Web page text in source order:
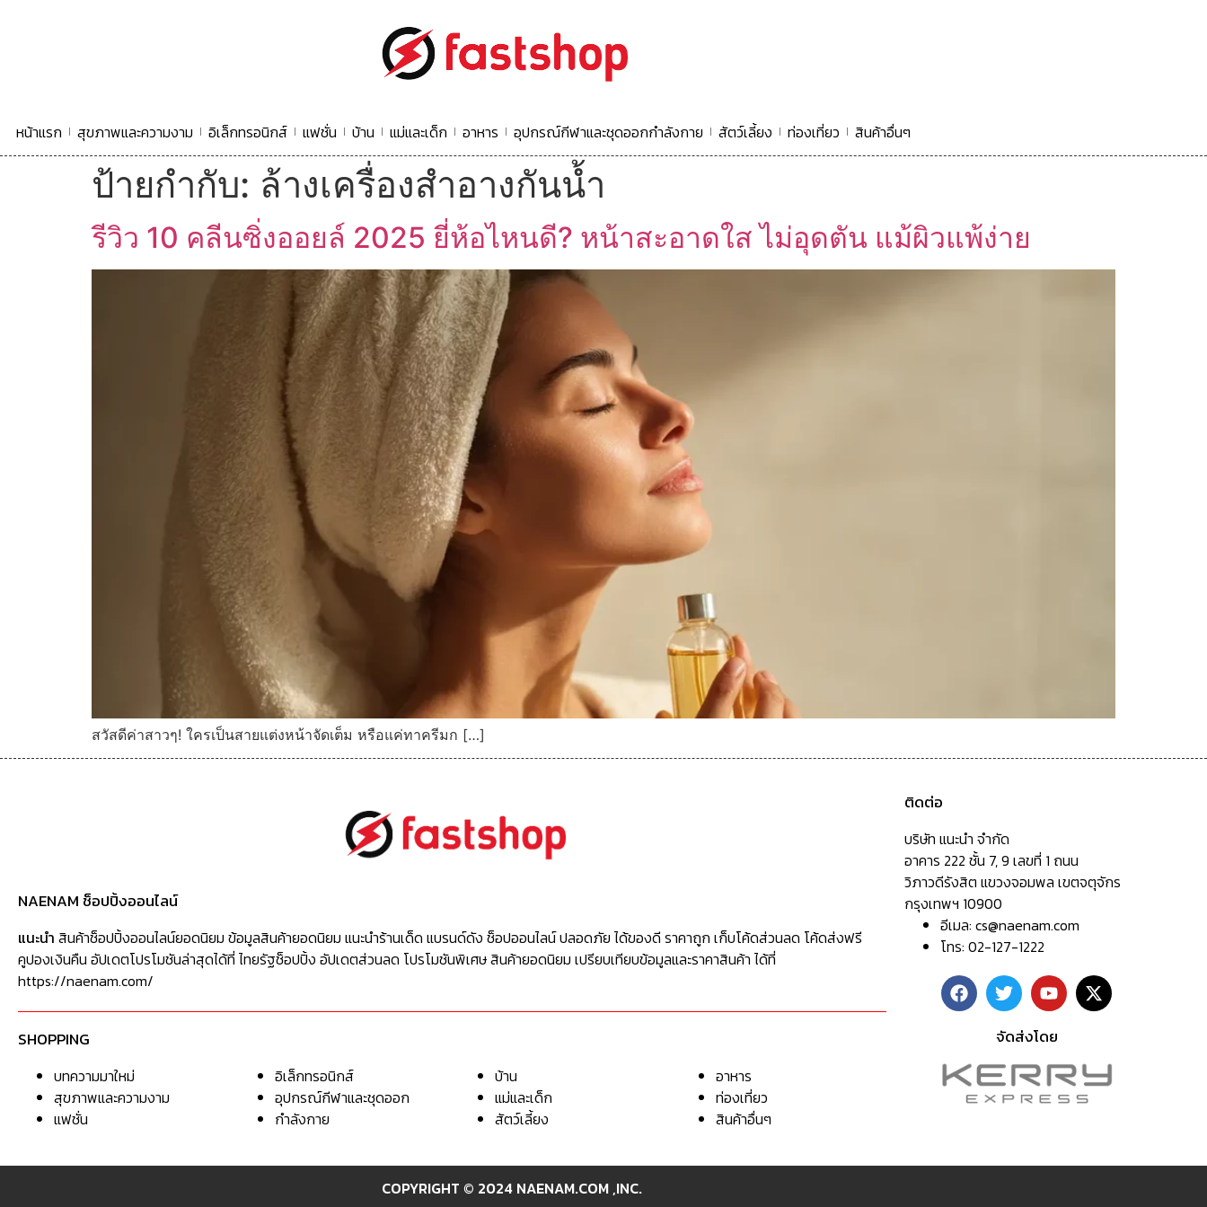
หน้าแรก สุขภาพและความงาม อิเล็กทรอนิกส์ แฟชั่น บ้าน แม่และเด็ก อาหาร อุปกรณ์กีฬาและชุดออกกำลังกาย สัตว์เลี้ยง ท่องเที่ยว สินค้าอื่นๆ
ป้ายกำกับ: ล้างเครื่องสำอางกันน้ำ
รีวิว 10 คลีนซิ่งออยล์ 2025 ยี่ห้อไหนดี? หน้าสะอาดใส ไม่อุดตัน แม้ผิวแพ้ง่าย
สวัสดีค่าสาวๆ! ใครเป็นสายแต่งหน้าจัดเต็ม หรือแค่ทาครีมก […]
NAENAM ช็อปปิ้งออนไลน์
แนะนำ สินค้าช็อปปิ้งออนไลน์ยอดนิยม ข้อมูลสินค้ายอดนิยม แนะนำร้านเด็ด แบรนด์ดัง ช็อปออนไลน์ ปลอดภัย ได้ของดี ราคาถูก เก็บโค้ดส่วนลด โค้ดส่งฟรี
คูปองเงินคืน อัปเดตโปรโมชันล่าสุดได้ที่ ไทยรัฐช็อปปิ้ง อัปเดตส่วนลด โปรโมชันพิเศษ สินค้ายอดนิยม เปรียบเทียบข้อมูลและราคาสินค้า ได้ที่
https://naenam.com/
SHOPPING
บทความมาใหม่
สุขภาพและความงาม
แฟชั่น
อิเล็กทรอนิกส์
อุปกรณ์กีฬาและชุดออก
กำลังกาย
บ้าน
แม่และเด็ก
สัตว์เลี้ยง
อาหาร
ท่องเที่ยว
สินค้าอื่นๆ
ติดต่อ
บริษัท แนะนำ จำกัด
อาคาร 222 ชั้น 7, 9 เลขที่ 1 ถนน
วิภาวดีรังสิต แขวงจอมพล เขตจตุจักร
กรุงเทพฯ 10900
อีเมล: cs@naenam.com
โทร: 02-127-1222
จัดส่งโดย
COPYRIGHT © 2024 NAENAM.COM ,INC.